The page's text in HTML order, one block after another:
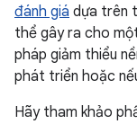
đánh giá dựa trên
thể gây ra cho
pháp giảm thiểu
phát triển hoặc
Hãy tham khảo